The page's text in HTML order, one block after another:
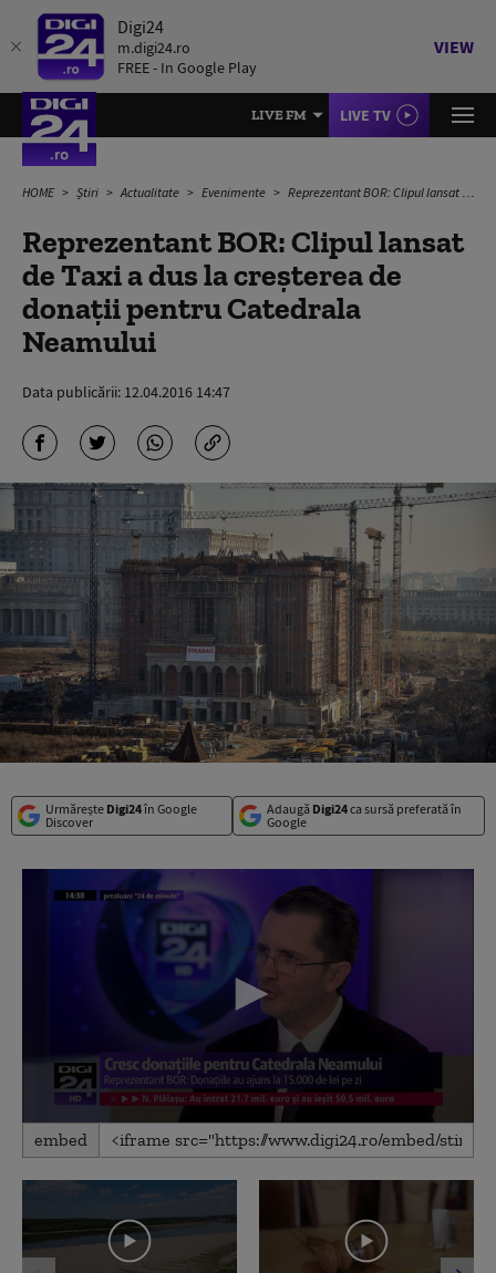
Digi24
m.digi24.ro
FREE - In Google Play
VIEW
LIVE FM LIVE TV
HOME Știri Actualitate Evenimente Reprezentant BOR: Clipul lansat de Taxi a dus la creșterea de donații pentru Catedrala Neamului
Reprezentant BOR: Clipul lansat
de Taxi a dus la creșterea de
donații pentru Catedrala
Neamului
Data publicării: 12.04.2016 14:47
Urmărește Digi24în Google
Discover
Adaugă Digi24ca sursă preferată în
Google
0
seconds
52
embed